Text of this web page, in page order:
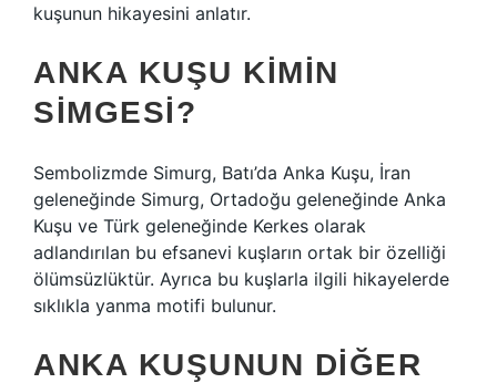
kuşunun hikayesini anlatır.
ANKA KUŞU KIMIN
SIMGESI?
Sembolizmde Simurg, Batı’da Anka Kuşu, İran
geleneğinde Simurg, Ortadoğu geleneğinde Anka
Kuşu ve Türk geleneğinde Kerkes olarak
adlandırılan bu efsanevi kuşların ortak bir özelliği
ölümsüzlüktür. Ayrıca bu kuşlarla ilgili hikayelerde
sıklıkla yanma motifi bulunur.
ANKA KUŞUNUN DIĞER